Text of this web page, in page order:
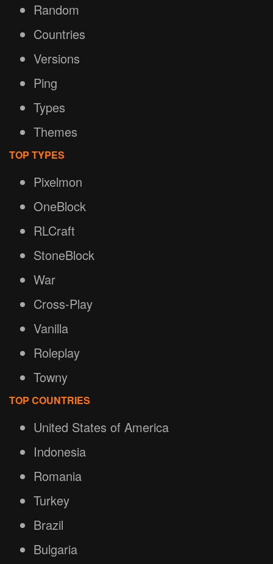
Random
Countries
Versions
Ping
Types
Themes
TOP TYPES
Pixelmon
OneBlock
RLCraft
StoneBlock
War
Cross-Play
Vanilla
Roleplay
Towny
TOP COUNTRIES
United States of America
Indonesia
Romania
Turkey
Brazil
Bulgaria